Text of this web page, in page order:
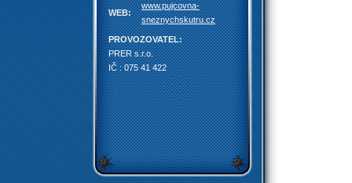
WEB:
www.pujcovna-
sneznychskutru.cz
PROVOZOVATEL:
PRER s.r.o.
IČ : 075 41 422